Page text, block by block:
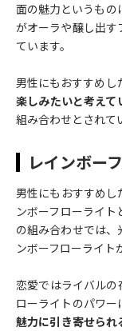
面の魅力というもの
がオーラや醸し出す
ています。
男性にもおすすめし
楽しみたいと考えて
組み合わせとされて
レインボー
男性にもおすすめし
ンボーフローライ
の組み合わせでは、
ンボーフローライト
恋愛ではライバルの
ローライトのパワー
魅力に引き寄せられ